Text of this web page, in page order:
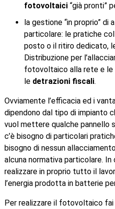
fotovoltaici“già pronti”
la gestione “in proprio” di
particolare: le pratiche
posto o il ritiro dedicato,
Distribuzione per
fotovoltaico alla rete e
le detrazioni fiscali.
Ovviamente l’efficacia ed i
dipendono dal tipo di impianto
vuol mettere qualche pannello
c’è bisogno di particolari
bisogno di nessun
alcuna normativa particolare.
realizzare in proprio tutto il
l’energia prodotta in batterie
Per realizzare il fotovoltaico